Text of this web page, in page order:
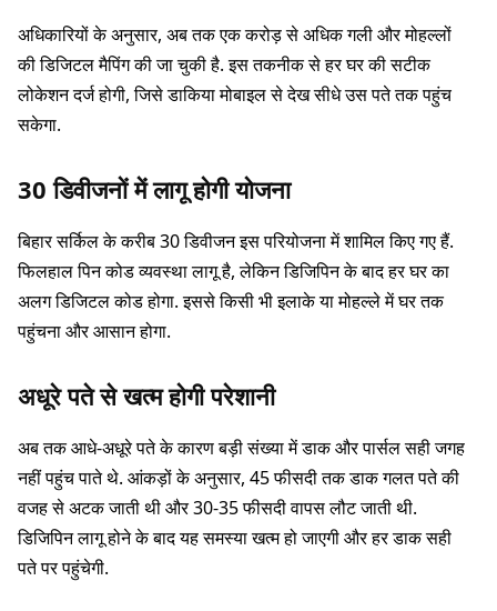
अधिकारियों के अनुसार, अब तक एक करोड़ से अधिक गली और मोहल्लों
की डिजिटल मैपिंग की जा चुकी है. इस तकनीक से हर घर की सटीक
लोकेशन दर्ज होगी, जिसे डाकिया मोबाइल से देख सीधे उस पते तक पहुंच
सकेगा.
30 डिवीजनों में लागू होगी योजना
बिहार सर्किल के करीब 30 डिवीजन इस परियोजना में शामिल किए गए हैं.
फिलहाल पिन कोड व्यवस्था लागू है, लेकिन डिजिपिन के बाद हर घर का
अलग डिजिटल कोड होगा. इससे किसी भी इलाके या मोहल्ले में घर तक
पहुंचना और आसान होगा.
अधूरे पते से खत्म होगी परेशानी
अब तक आधे-अधूरे पते के कारण बड़ी संख्या में डाक और पार्सल सही जगह
नहीं पहुंच पाते थे. आंकड़ों के अनुसार, 45 फीसदी तक डाक गलत पते की
वजह से अटक जाती थी और 30-35 फीसदी वापस लौट जाती थी.
डिजिपिन लागू होने के बाद यह समस्या खत्म हो जाएगी और हर डाक सही
पते पर पहुंचेगी.